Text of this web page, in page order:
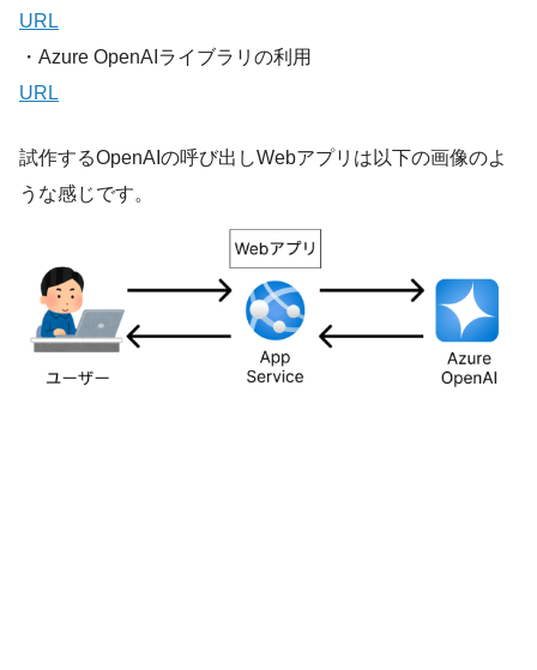
URL
・Azure OpenAIライブラリの利用
URL
試作するOpenAIの呼び出しWebアプリは以下の画像のよ
うな感じです。